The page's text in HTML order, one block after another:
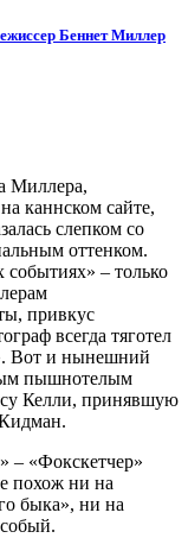
Беннет Миллер
Миллера,
каннском сайте,
слепком со
оттенком.
– только
привкус
всегда тяготел
Вот и нынешний
пышнотелым
Келли, принявшую
– «Фокскетчер»
похож ни на
быка», ни на